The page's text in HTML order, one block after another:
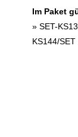
Im Paket
» SET-
KS144/SET